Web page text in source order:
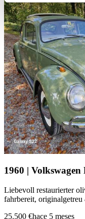
Partner führen
weiteren Daten
haben oder die sie
gesammelt haben.
1960 |
Liebevoll restaurierter
fahrbereit,
25.500 €hace 5 meses